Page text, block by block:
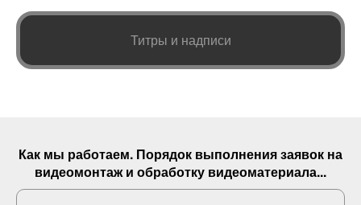
Титры и надписи
Как мы работаем. Порядок выполнениязаявок на
видеомонтаж и обработку видеоматериала...